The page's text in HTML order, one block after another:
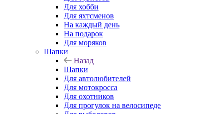
Для хобби
Для яхтсменов
На каждый день
На подарок
Для моряков
Шапки
Назад
Шапки
Для автолюбителей
Для мотокросса
Для охотников
Для прогулок на велосипеде